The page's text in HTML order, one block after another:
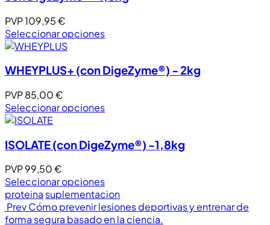
PVP109,95€
Seleccionar opciones
WHEYPLUS+ (con DigeZyme®) - 2kg
PVP85,00€
Seleccionar opciones
ISOLATE (con DigeZyme®) -1,8kg
PVP99,50€
Seleccionar opciones
proteina suplementacion
PrevCómo prevenir lesiones deportivas y entrenar de
forma segura basado en la ciencia.